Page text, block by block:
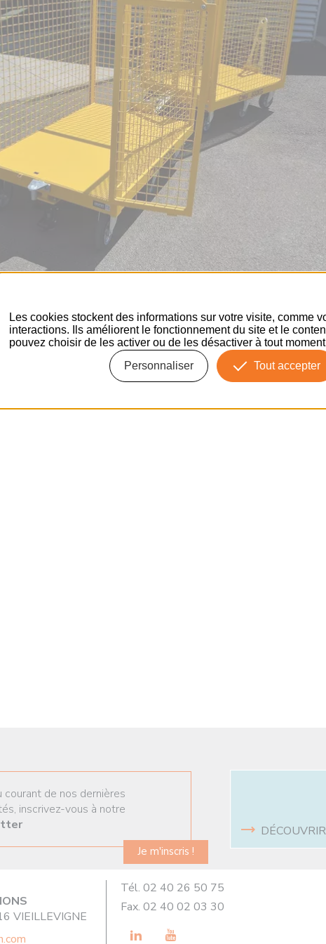
GRILLAGÉE DE CMU
Produit précédentProduit suivant
courant de nos dernières
inscrivez-vous à notre
Je m'inscris !
VIEILLEVIGNE
Tél. 02 40 26 50 75
Fax. 02 40 02 03 30
LinkedInYoutube
Les cookies stockent des informations sur votre visite, comme
interactions. Ils améliorent le fonctionnement du site et le
pouvez choisir de les activer ou de les désactiver à tout
Tout accepter
Personnaliser